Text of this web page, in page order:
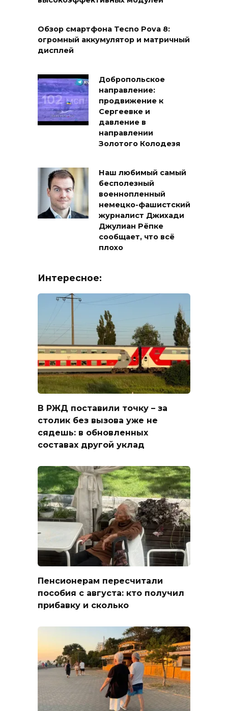
Обзор смартфона Tecno Pova 8:
огромный аккумулятор и матричный
дисплей
Добропольское
направление:
продвижение к
Сергеевке и
давление в
направлении
Золотого Колодезя
Наш любимый самый
бесполезный
военнопленный
немецко-фашистский
журналист Джихади
Джулиан Рёпке
сообщает, что всё
плохо
Интересное:
В РЖД поставили точку – за
столик без вызова уже не
сядешь: в обновленных
составах другой уклад
Пенсионерам пересчитали
пособия с августа: кто получил
прибавку и сколько